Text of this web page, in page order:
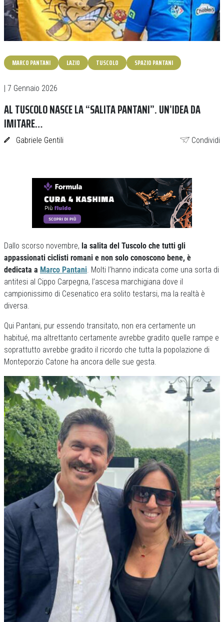
MARCO PANTANI LAZIO TUSCOLO SPAZIO PANTANI
| 7 Gennaio 2026
AL TUSCOLO NASCE LA “SALITA PANTANI”. UN’IDEA DA
IMITARE…
Gabriele Gentili Condividi
Dallo scorso novembre, la salita del Tuscolo che tutti gli
appassionati ciclisti romani e non solo conoscono bene, è
dedicata a Marco Pantani. Molti l’hanno indicata come una sorta di
antitesi al Cippo Carpegna, l’ascesa marchigiana dove il
campionissimo di Cesenatico era solito testarsi, ma la realtà è
diversa.
Qui Pantani, pur essendo transitato, non era certamente un
habitué, ma altrettanto certamente avrebbe gradito quelle rampe e
soprattutto avrebbe gradito il ricordo che tutta la popolazione di
Monteporzio Catone ha ancora delle sue gesta.